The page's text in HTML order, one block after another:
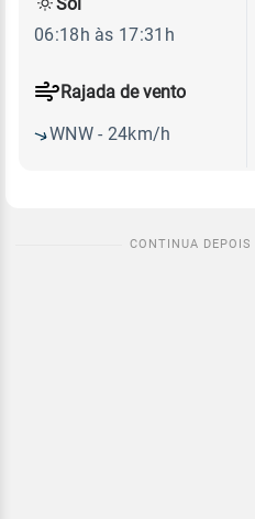
Rajada de vento
WNW - 24km/h
06:18h às 17:31h